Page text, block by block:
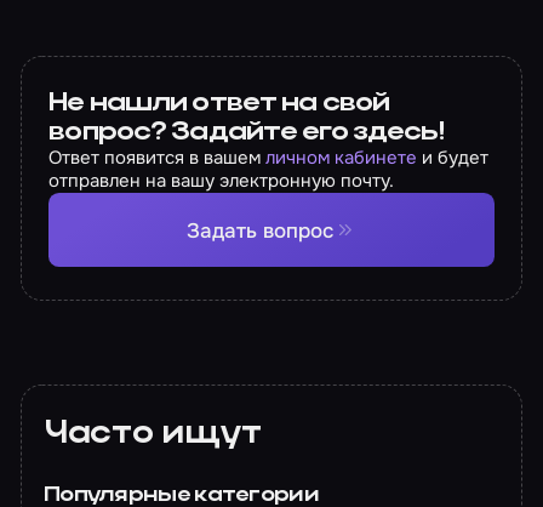
Не нашли ответ на свой
вопрос? Задайте его здесь!
Ответ появится в вашемличном кабинете и будет
отправлен на вашу электронную почту.
Задать вопрос
Часто ищут
Популярные категории